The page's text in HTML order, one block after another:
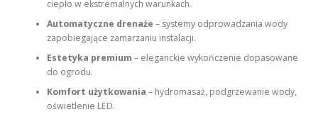
ciepło w ekstremalnych warunkach.
Automatyczne drenaże – systemy odprowadzania wody
zapobiegające zamarzaniu instalacji.
Estetyka premium – eleganckie wykończenie dopasowane
do ogrodu.
Komfort użytkowania – hydromasaż, podgrzewanie wody,
oświetlenie LED.